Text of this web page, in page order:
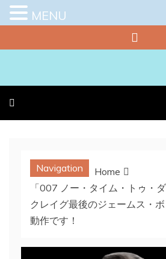
to
Navigation
Home
「007 ノー・タイム・トゥ・
クレイグ最後のジェームス・
動作です！
MENU